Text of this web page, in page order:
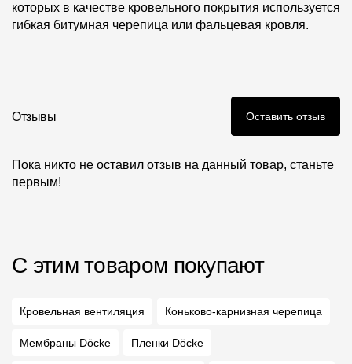
которых в качестве кровельного покрытия используется
гибкая битумная черепица или фальцевая кровля.
Отзывы Оставить отзыв
Пока никто не оставил отзыв на данный товар, станьте
первым!
С этим товаром покупают
Кровельная вентиляция Коньково-карнизная черепица
Мембраны Döcke Пленки Döcke